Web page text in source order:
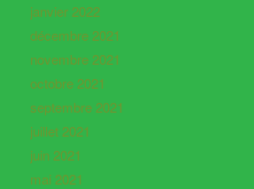
janvier 2022
décembre 2021
novembre 2021
octobre 2021
septembre 2021
juillet 2021
juin 2021
mai 2021